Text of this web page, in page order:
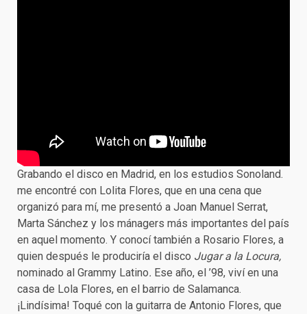
Grabando el disco en Madrid, en los estudios Sonoland.
me encontré con Lolita Flores, que en una cena que
organizó para mí, me presentó a Joan Manuel Serrat,
Marta Sánchez y los mánagers más importantes del país
en aquel momento. Y conocí también a Rosario Flores, a
quien después le produciría el disco Jugar a la Locura,
nominado al Grammy Latino. Ese año, el ’98, viví en una
casa de Lola Flores, en el barrio de Salamanca.
¡Lindísima! Toqué con la guitarra de Antonio Flores, que